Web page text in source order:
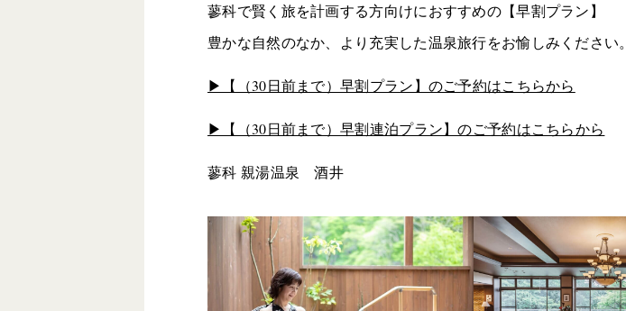
蓼科で賢く旅を計画する方向けにおすすめの【早割プラン】
豊かな自然のなか、より充実した温泉旅行をお愉しみください。
▶︎【（30日前まで）早割プラン】のご予約はこちらから
▶︎【（30日前まで）早割連泊プラン】のご予約はこちらから
蓼科 親湯温泉 酒井